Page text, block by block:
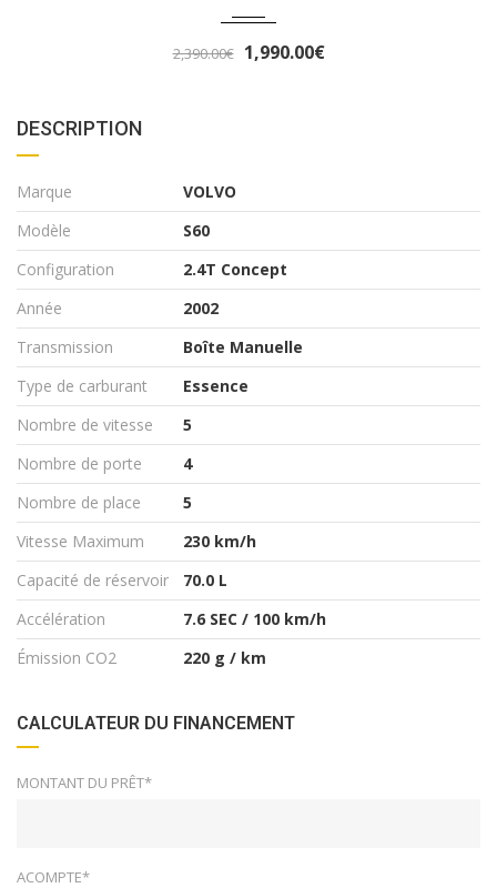
DESCRIPTION
Marque
VOLVO
Modèle
S60
Configuration
2.4T Concept
Année
2002
Transmission
Boîte Manuelle
Type de carburant
Essence
Nombre de vitesse
5
Nombre de porte
4
Nombre de place
5
Vitesse Maximum
230 km/h
Capacité de réservoir
70.0 L
Accélération
7.6 SEC / 100 km/h
Émission CO2
220 g / km
CALCULATEUR DU FINANCEMENT
MONTANT DU PRÊT*
ACOMPTE*